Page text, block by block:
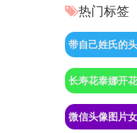
热门标签
带自己姓氏的
长寿花泰娜开
微信头像图片